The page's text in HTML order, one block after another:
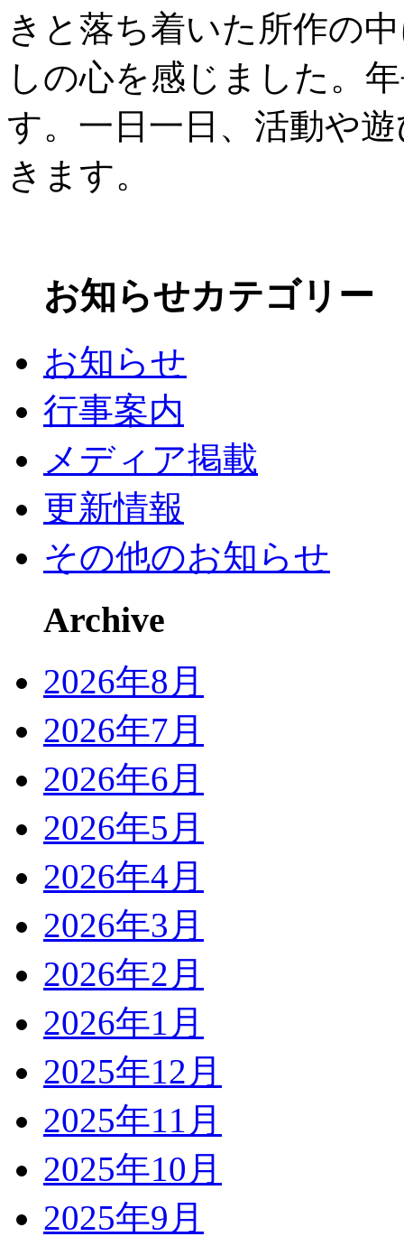
きと落ち着いた所作の
しの心を感じました。
す。一日一日、活動や
きます。
お知らせカテゴリー
お知らせ
行事案内
メディア掲載
更新情報
その他のお知らせ
Archive
2026年8月
2026年7月
2026年6月
2026年5月
2026年4月
2026年3月
2026年2月
2026年1月
2025年12月
2025年11月
2025年10月
2025年9月